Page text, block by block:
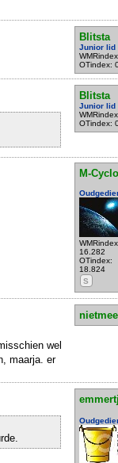
Blitsta
Junior lid
OTindex:
Blitsta
Junior lid
OTindex:
M-
16.282
OTindex:
18.824
S
wel
maarja. er